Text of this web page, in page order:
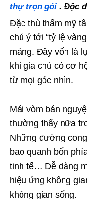
thự trọn gói . Độc
Đặc thù thẩm mỹ
chú ý tới “tỷ lệ
mảng. Đây vốn là
khi gia chủ có cơ
từ mọi góc nhìn.
Mái vòm bán
thường thấy nữa
Những đường
bao quanh bốn
tinh tế… Dễ dàng
hiệu ứng không
không gian sống.